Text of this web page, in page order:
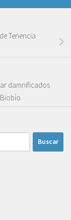
Tenencia
damnificados